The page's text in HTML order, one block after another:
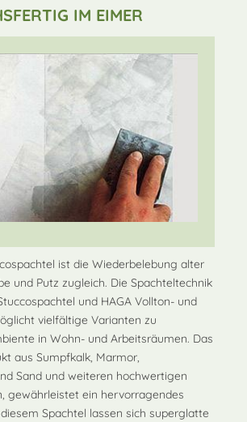
IM EIMER
ist die Wiederbelebung alter
und Putz zugleich. Die Spachteltechnik
und HAGA Vollton- und
vielfältige Varianten zu
in Wohn- und Arbeitsräumen. Das
aus Sumpfkalk, Marmor,
Sand und weiteren hochwertigen
gewährleistet ein hervorragendes
Spachtel lassen sich superglatte